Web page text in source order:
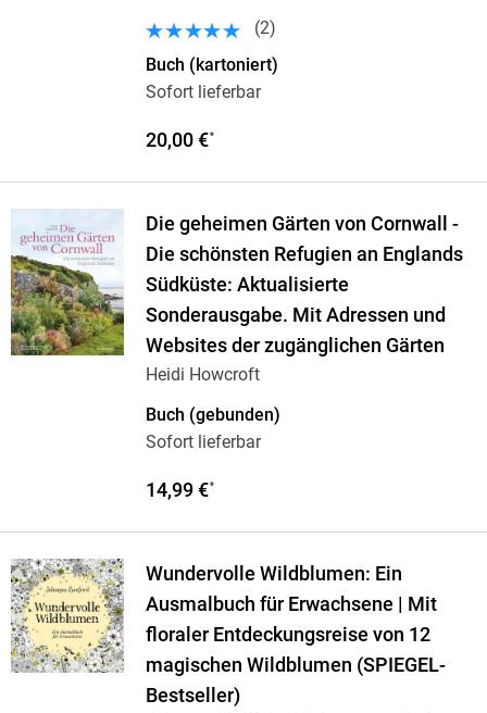
(2)
Buch (kartoniert)
Sofort lieferbar
20,00 €*
Die geheimen Gärten von Cornwall -
Die schönsten Refugien an Englands
Südküste: Aktualisierte
Sonderausgabe. Mit Adressen und
Websites der zugänglichen Gärten
Heidi Howcroft
Buch (gebunden)
Sofort lieferbar
14,99 €*
Wundervolle Wildblumen: Ein
Ausmalbuch für Erwachsene | Mit
floraler Entdeckungsreise von 12
magischen Wildblumen (SPIEGEL-
Bestseller)